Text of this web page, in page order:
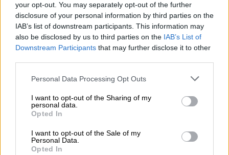
your opt-out. You may separately opt-out of the further
disclosure of your personal information by third parties on the
IAB’s list of downstream participants. This information may
also be disclosed by us to third parties on the IAB’s List of
Downstream Participants that may further disclose it to other
Please note that this website/app uses one or more Google
not limited to your visit or usage behaviour. You may click to
grant or deny consent to Google and its third-party tags to
use your data for below specified purposes in below Google
consent section.
Personal Data Processing Opt Outs
I want to opt-out of the Sharing of my
personal data.
Opted In
I want to opt-out of the Sale of my
Personal Data.
Opted In
«Από που να ζητήσωευθύνεςκαι ποιος είπε
ότι ο άνθρωπος αυτός είναι καλά;Απειλούσε
ζωές και τον έβγαλαν εκτός», καταγγέλλει η
γυναίκα, αναζητώντας ευθύνες για όσα
συνέβησαν.
Σύμφωνα με το ρεπορτάζ του OPEN το
μάτια του ανήλικου παιδιού του θύματος που
είναι μόλις 5 ετών. Την ώρα